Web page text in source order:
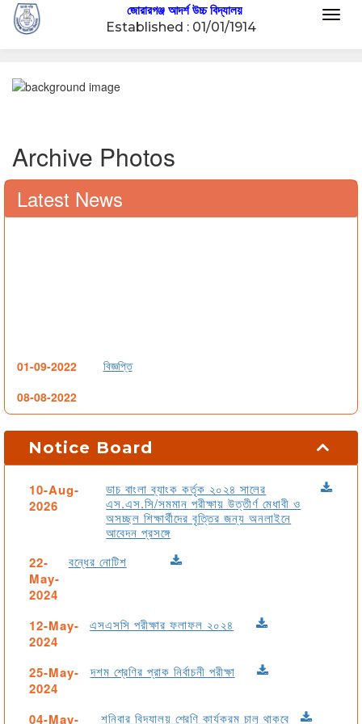
জোরারগঞ্জ আদর্শ উচ্চ বিদ্যালয়
Established : 01/01/1914
Archive Photos
Latest News
01-09-2022
বিজ্ঞপ্তি
08-08-2022
29-06-2022
অনলাইনে স্কুলের বেতন পরিশোধের প্রক্রিয়া
22-06-2022
জরুরি বিজ্ঞপ্তি
বৃক্ষরোপণ কর্মসূচি
Notice Board
10-Aug-
2026
ডাচ বাংলা ব্যাংক কর্তৃক ২০২৪ সালের
এস.এস.সি/সমমান পরীক্ষায় উত্তীর্ণ মেধাবী ও
অসচ্ছল শিক্ষার্থীদের বৃত্তির জন্য অনলাইনে
আবেদন প্রসঙ্গে
22-
May-
2024
বন্ধের নোটিশ
12-May-
2024
এসএসসি পরীক্ষার ফলাফল ২০২৪
25-May-
2024
দশম শ্রেণির প্রাক নির্বাচনী পরীক্ষা
04-May-
শনিবার বিদ্যালয় শ্রেণি কার্যক্রম চালু থাকবে